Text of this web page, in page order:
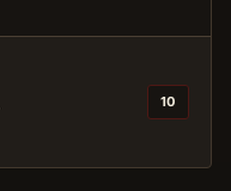
10